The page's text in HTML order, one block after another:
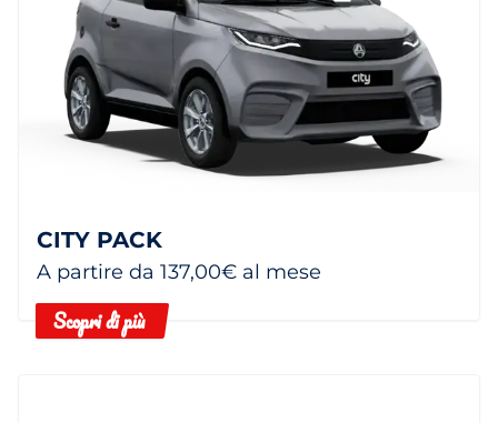
CITY PACK
A partire da 137,00€ al mese
Scopri di più